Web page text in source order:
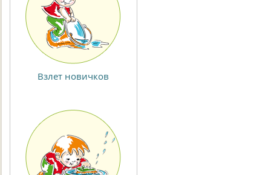
Взлет новичков